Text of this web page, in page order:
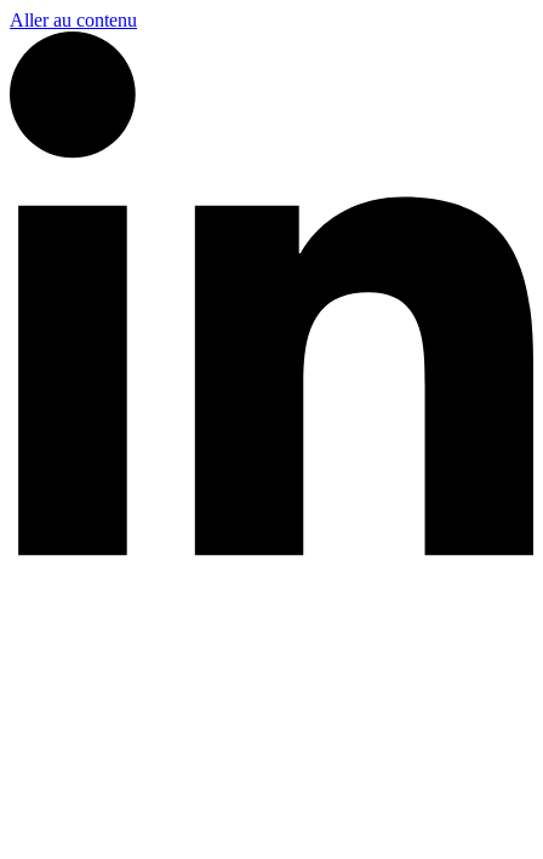
Aller au contenu